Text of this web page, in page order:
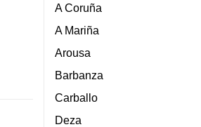
A Coruña
A Mariña
Arousa
Barbanza
Carballo
Deza